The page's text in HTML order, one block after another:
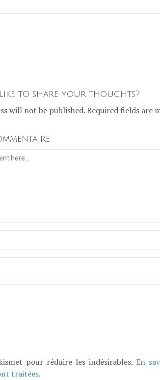
to share your thoughts?
will not be published. Required fields are
pour réduire les indésirables.En
traitées.